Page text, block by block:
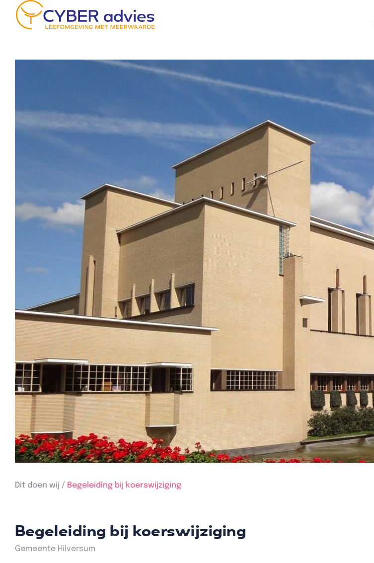
Dit doen wij / Begeleiding bij koerswijziging
Begeleiding bij koerswijziging
Gemeente Hilversum